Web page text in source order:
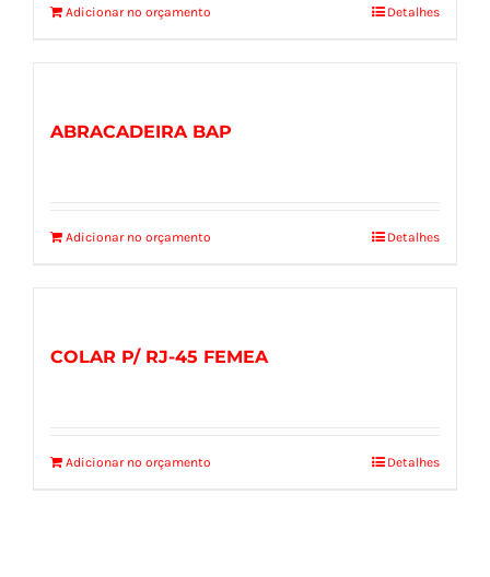
Adicionar no orçamento Detalhes
ABRACADEIRA BAP
Adicionar no orçamento Detalhes
COLAR P/ RJ-45 FEMEA
Adicionar no orçamento Detalhes